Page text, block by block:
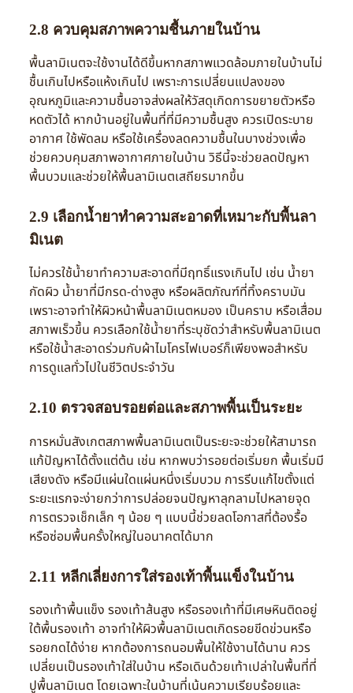
2.8 ควบคุมสภาพความชื้นภายในบ้าน
พื้นลามิเนตจะใช้งานได้ดีขึ้นหากสภาพแวดล้อมภายในบ้านไม่
ชื้นเกินไปหรือแห้งเกินไป เพราะการเปลี่ยนแปลงของ
อุณหภูมิและความชื้นอาจส่งผลให้วัสดุเกิดการขยายตัวหรือ
หดตัวได้ หากบ้านอยู่ในพื้นที่ที่มีความชื้นสูง ควรเปิดระบาย
อากาศ ใช้พัดลม หรือใช้เครื่องลดความชื้นในบางช่วงเพื่อ
ช่วยควบคุมสภาพอากาศภายในบ้าน วิธีนี้จะช่วยลดปัญหา
พื้นบวมและช่วยให้พื้นลามิเนตเสถียรมากขึ้น
2.9 เลือกน้ำยาทำความสะอาดที่เหมาะกับพื้นลา
มิเนต
ไม่ควรใช้น้ำยาทำความสะอาดที่มีฤทธิ์แรงเกินไป เช่น น้ำยา
กัดผิว น้ำยาที่มีกรด-ด่างสูง หรือผลิตภัณฑ์ที่ทิ้งคราบมัน
เพราะอาจทำให้ผิวหน้าพื้นลามิเนตหมอง เป็นคราบ หรือเสื่อม
สภาพเร็วขึ้น ควรเลือกใช้น้ำยาที่ระบุชัดว่าสำหรับพื้นลามิเนต
หรือใช้น้ำสะอาดร่วมกับผ้าไมโครไฟเบอร์ก็เพียงพอสำหรับ
การดูแลทั่วไปในชีวิตประจำวัน
2.10 ตรวจสอบรอยต่อและสภาพพื้นเป็นระยะ
การหมั่นสังเกตสภาพพื้นลามิเนตเป็นระยะจะช่วยให้สามารถ
แก้ปัญหาได้ตั้งแต่ต้น เช่น หากพบว่ารอยต่อเริ่มยก พื้นเริ่มมี
เสียงดัง หรือมีแผ่นใดแผ่นหนึ่งเริ่มบวม การรีบแก้ไขตั้งแต่
ระยะแรกจะง่ายกว่าการปล่อยจนปัญหาลุกลามไปหลายจุด
การตรวจเช็กเล็ก ๆ น้อย ๆ แบบนี้ช่วยลดโอกาสที่ต้องรื้อ
หรือซ่อมพื้นครั้งใหญ่ในอนาคตได้มาก
2.11 หลีกเลี่ยงการใส่รองเท้าพื้นแข็งในบ้าน
รองเท้าพื้นแข็ง รองเท้าส้นสูง หรือรองเท้าที่มีเศษหินติดอยู่
ใต้พื้นรองเท้า อาจทำให้ผิวพื้นลามิเนตเกิดรอยขีดข่วนหรือ
รอยกดได้ง่าย หากต้องการถนอมพื้นให้ใช้งานได้นาน ควร
เปลี่ยนเป็นรองเท้าใส่ในบ้าน หรือเดินด้วยเท้าเปล่าในพื้นที่ที่
ปูพื้นลามิเนต โดยเฉพาะในบ้านที่เน้นความเรียบร้อยและ